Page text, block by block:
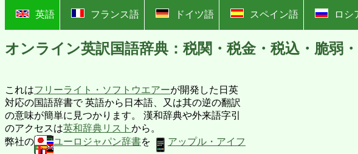
英語 フランス語 ドイツ語 スペイン語 ロシ
オンライン英訳国語辞典：税関・税金・税込・脆弱
これはフリーライト・ソフトウエアーが開発した日英
対応の国語辞書で 英語から日本語、又は其の逆の翻訳
の意味が簡単に見つかります。 漢和辞典や外来語字引
のアクセスは英和辞典リスト から。
弊社の
ユーロジャパン辞書を
アップル・アイフ